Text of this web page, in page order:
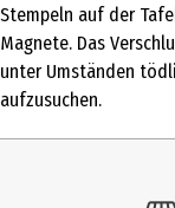
Altersempfehlung
3 Jahre
Altersempfehlung bis
6 Jahre
Stempeln auf der
Magnete. Das
unter Umständen
aufzusuchen.